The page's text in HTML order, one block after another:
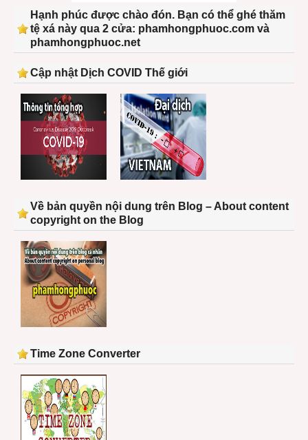
Hạnh phúc được chào đón. Bạn có thể ghé thăm
tệ xá này qua 2 cửa: phamhongphuoc.com và
phamhongphuoc.net
Cập nhật Dịch COVID Thế giới
Về bản quyền nội dung trên Blog – About content
copyright on the Blog
Time Zone Converter